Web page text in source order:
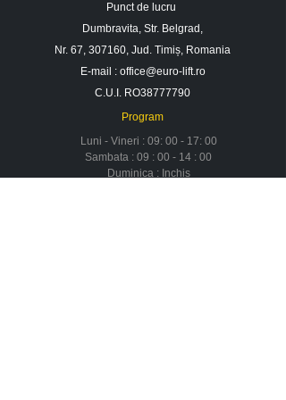
Punct de lucru
Dumbravita, Str. Belgrad,
Nr. 67, 307160, Jud. Timiș, Romania
E-mail : office@euro-lift.ro
C.U.I. RO38777790
Program
Luni - Vineri : 09: 00 - 17: 00
Sambata : 09 : 00 - 14 : 00
Duminica : Inchis